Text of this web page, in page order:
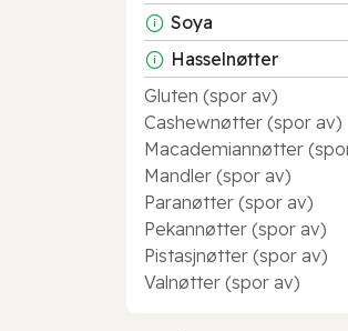
Soya
Hasselnøtter
Gluten (spor av)
Cashewnøtter (spor av)
Macademiannøtter
Mandler (spor av)
Paranøtter (spor av)
Pekannøtter (spor av)
Pistasjnøtter (spor av)
Valnøtter (spor av)